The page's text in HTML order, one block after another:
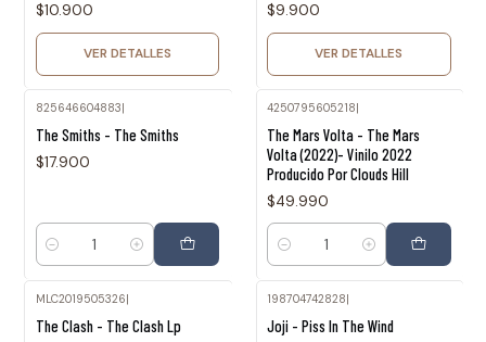
$10.900
VER DETALLES
$9.900
VER DETALLES
825646604883
The Smiths - The Smiths
$17.900
Cantidad
4250795605218
The Mars Volta - The Mars
Volta (2022)- Vinilo 2022
Producido Por Clouds Hill
$49.990
Cantidad
MLC2019505326|
The Clash - The Clash Lp
198704742828|
Joji - Piss In The Wind